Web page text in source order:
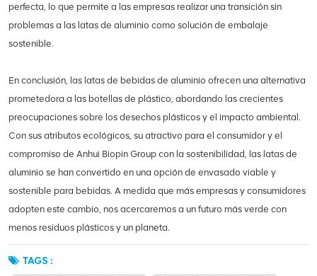
perfecta, lo que permite a las empresas realizar una transición sin
problemas a las latas de aluminio como solución de embalaje
sostenible.
En conclusión, las latas de bebidas de aluminio ofrecen una alternativa
prometedora a las botellas de plástico, abordando las crecientes
preocupaciones sobre los desechos plásticos y el impacto ambiental.
Con sus atributos ecológicos, su atractivo para el consumidor y el
compromiso de Anhui Biopin Group con la sostenibilidad, las latas de
aluminio se han convertido en una opción de envasado viable y
sostenible para bebidas. A medida que más empresas y consumidores
adopten este cambio, nos acercaremos a un futuro más verde con
menos residuos plásticos y un planeta.
TAGS :